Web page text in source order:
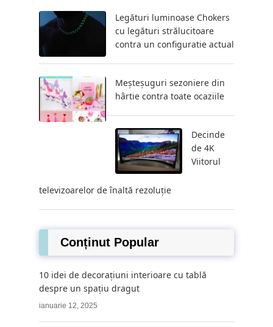
Legături luminoase Chokers
cu legături strălucitoare
contra un configuratie actual
Meșteșuguri sezoniere din
hârtie contra toate ocaziile
Decinde
de 4K
Viitorul
televizoarelor de înaltă rezoluție
Conținut Popular
10 idei de decorațiuni interioare cu tablă
despre un spațiu dragut
ianuarie 12, 2025